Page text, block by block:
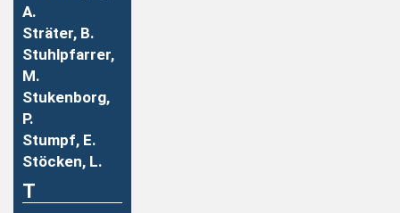
A.
Sträter, B.
Stuhlpfarrer,
M.
Stukenborg,
P.
Stumpf, E.
Stöcken, L.
T